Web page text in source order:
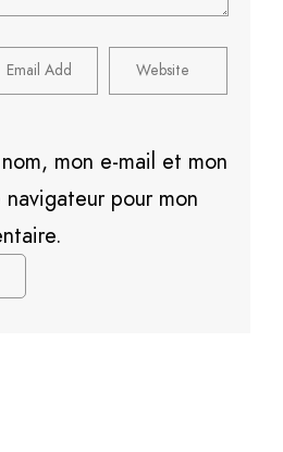
mon e-mail et mon
pour mon